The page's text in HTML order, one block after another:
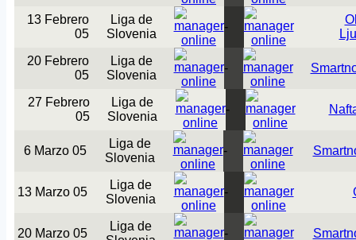
13 Febrero
05
Liga de
Slovenia
-
20 Febrero
05
Liga de
Slovenia
-
27 Febrero
05
Liga de
Slovenia
-
6 Marzo 05
Liga de
Slovenia
-
13 Marzo 05
Liga de
Slovenia
-
20 Marzo 05
Liga de
-